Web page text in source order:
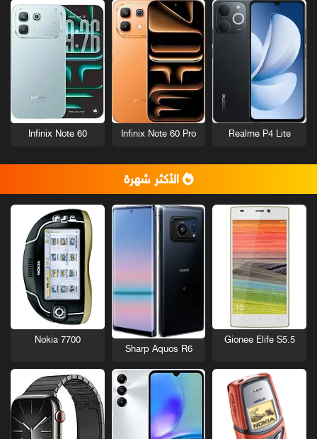
Realme P4 Lite
Infinix Note 60 Pro
Infinix Note 60
الأكثر شهرة
Gionee Elife S5.5
Sharp Aquos R6
Nokia 7700